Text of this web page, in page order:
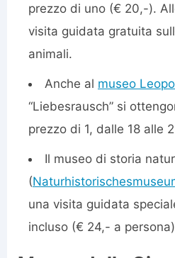
prezzo di uno (€ 20,-).
visita guidata gratuita
animali.
Anche al museo
“Liebesrausch” si
prezzo di 1, dalle 18 alle
Il museo di storia
(
una visita guidata
incluso (€ 24,- a